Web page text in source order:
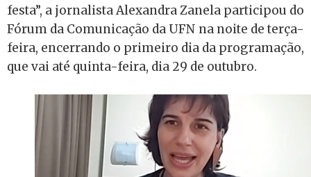
festa”, a jornalista Alexandra Zanela participou do
Fórum da Comunicação da UFN na noite de terça-
feira, encerrando o primeiro dia da programação,
que vai até quinta-feira, dia 29 de outubro.